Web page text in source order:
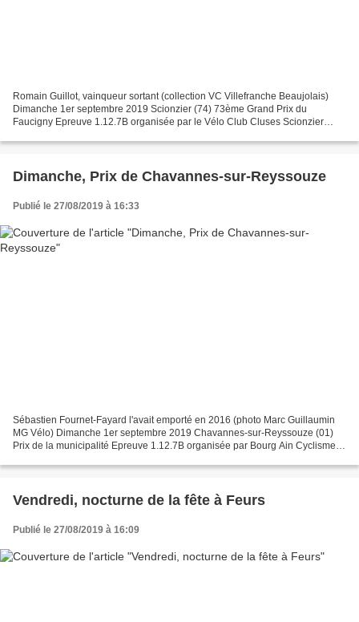
Romain Guillot, vainqueur sortant (collection VC Villefranche Beaujolais)
Dimanche 1er septembre 2019 Scionzier (74) 73ème Grand Prix du
Faucigny Epreuve 1.12.7B organisée par le Vélo Club Cluses Scionzier
Dimanche, Prix de Chavannes-sur-Reyssouze
Publié le 27/08/2019 à 16:33
Sébastien Fournet-Fayard l'avait emporté en 2016 (photo Marc Guillaumin
MG Vélo) Dimanche 1er septembre 2019 Chavannes-sur-Reyssouze (01)
Prix de la municipalité Epreuve 1.12.7B organisée par Bourg Ain Cyclisme
Vendredi, nocturne de la fête à Feurs
Publié le 27/08/2019 à 16:09